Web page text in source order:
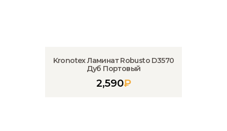
Kronotex Ламинат Robusto D3570
Дуб Портовый
2,590₽